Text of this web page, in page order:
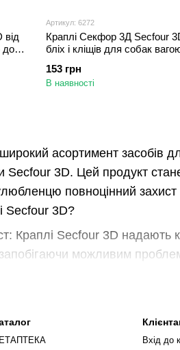
асортимент засобів
Secfour 3D. Цей продукт
повноцінний захист
Secfour 3D?
Краплі Secfour 3D надають
можливим
3D розроблені з
зручність у
до 4
Артикул: 6272
Краплі Секфор 3Д Secfour
бліх і кліщів для собак вагою
153 грн
В наявності
Вхід до